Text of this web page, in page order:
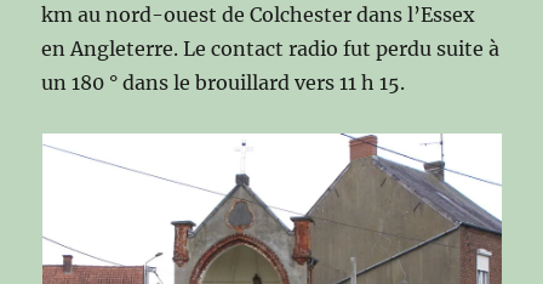
km au nord-ouest de Colchester dans l’Essex
en Angleterre. Le contact radio fut perdu suite à
un 180 ° dans le brouillard vers 11 h 15.